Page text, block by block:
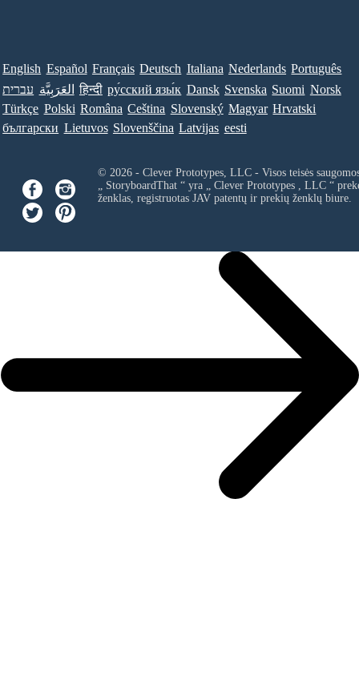
English Español Français Deutsch Italiana Nederlands Português
עברית العَرَبِيَّة हिन्दी ру́сский язы́к Dansk Svenska Suomi Norsk
Türkçe Polski Româna Ceština Slovenský Magyar Hrvatski
български Lietuvos Slovenščina Latvijas eesti
© 2026 - Clever Prototypes, LLC - Visos teisės
„ StoryboardThat “ yra „ Clever Prototypes , LLC“
ženklas, registruotas JAV patentų ir prekių ženklų biure.